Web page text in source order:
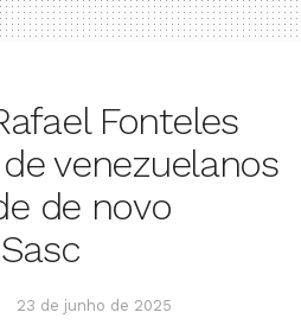
Fonteles
venezuelanos
de novo
23 de junho de 2025